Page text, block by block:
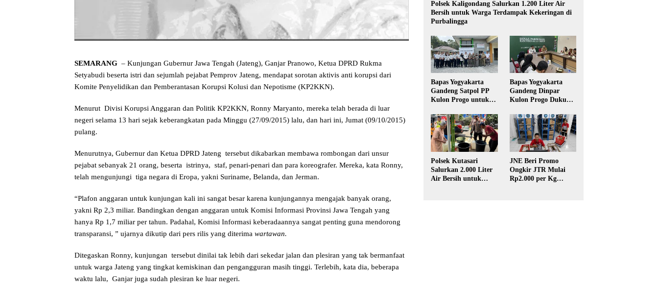
SEMARANG – Kunjungan Gubernur Jawa Tengah (Jateng), Ganjar Pranowo, Ketua DPRD Rukma
Setyabudi beserta istri dan sejumlah pejabat Pemprov Jateng, mendapat sorotan aktivis anti korupsi dari
Komite Penyelidikan dan Pemberantasan Korupsi Kolusi dan Nepotisme (KP2KKN).
Menurut Divisi Korupsi Anggaran dan Politik KP2KKN, Ronny Maryanto, mereka telah berada di luar
negeri selama 13 hari sejak keberangkatan pada Minggu (27/09/2015) lalu, dan hari ini, Jumat (09/10/2015)
pulang.
Menurutnya, Gubernur dan Ketua DPRD Jateng tersebut dikabarkan membawa rombongan dari unsur
pejabat sebanyak 21 orang, beserta istrinya, staf, penari-penari dan para koreografer. Mereka, kata Ronny,
telah mengunjungi tiga negara di Eropa, yakni Suriname, Belanda, dan Jerman.
“Plafon anggaran untuk kunjungan kali ini sangat besar karena kunjungannya mengajak banyak orang,
yakni Rp 2,3 miliar. Bandingkan dengan anggaran untuk Komisi Informasi Provinsi Jawa Tengah yang
hanya Rp 1,7 miliar per tahun. Padahal, Komisi Informasi keberadaannya sangat penting guna mendorong
transparansi, ” ujarnya dikutip dari pers rilis yang diterima wartawan.
Ditegaskan Ronny, kunjungan tersebut dinilai tak lebih dari sekedar jalan dan plesiran yang tak bermanfaat
untuk warga Jateng yang tingkat kemiskinan dan pengangguran masih tinggi. Terlebih, kata dia, beberapa
waktu lalu, Ganjar juga sudah plesiran ke luar negeri.
Polsek Kaligondang Salurkan 1.200 Liter Air
Bersih untuk Warga Terdampak Kekeringan di
Purbalingga
Bapas Yogyakarta
Gandeng Satpol PP
Kulon Progo untuk
Kerja Sosial
Bapas Yogyakarta
Gandeng Dinpar
Kulon Progo Dukung
Kerja Sosial dalam
KUHP Baru
Polsek Kutasari
Salurkan 2.000 Liter
Air Bersih untuk
JNE Beri Promo
Ongkir JTR Mulai
Rp2.000 per Kg